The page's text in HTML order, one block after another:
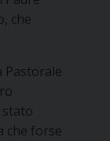
che
Pastorale
che forse